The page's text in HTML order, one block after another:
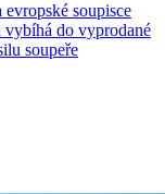
soupisce
vybíhá do vyprodané
soupeře